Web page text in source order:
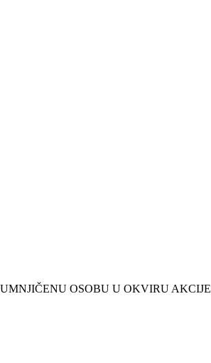
OSOBU U OKVIRU AKCIJE